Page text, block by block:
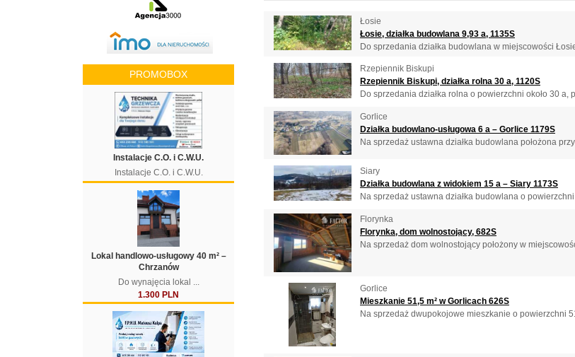
PROMOBOX
Instalacje C.O. i C.W.U.
Instalacje C.O. i C.W.U.
Lokal handlowo-usługowy 40 m² –
Chrzanów
Do wynajęcia lokal ...
1.300 PLN
Łosie
Łosie, działka budowlana 9,93 a, 1135S
Do sprzedania działka budowlana w miejscowości
Rzepiennik Biskupi
Rzepiennik Biskupi, działka rolna 30 a, 1120S
Do sprzedania działka rolna o powierzchni około 30 a,
Gorlice
Działka budowlano-usługowa 6 a – Gorlice 1179S
Na sprzedaż ustawna działka budowlana położona
Siary
Działka budowlana z widokiem 15 a – Siary 1173S
Na sprzedaż ustawna działka budowlana o
Florynka
Florynka, dom wolnostojący, 682S
Na sprzedaż dom wolnostojący położony w
Gorlice
Mieszkanie 51,5 m² w Gorlicach 626S
Na sprzedaż dwupokojowe mieszkanie o powierzchni